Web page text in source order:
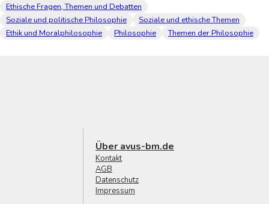
Ethische Fragen, Themen und Debatten
Soziale und politische Philosophie
Soziale und ethische Themen
Ethik und Moralphilosophie
Philosophie Themen der Philosophie
Über avus-bm.de
Kontakt
AGB
Datenschutz
Impressum